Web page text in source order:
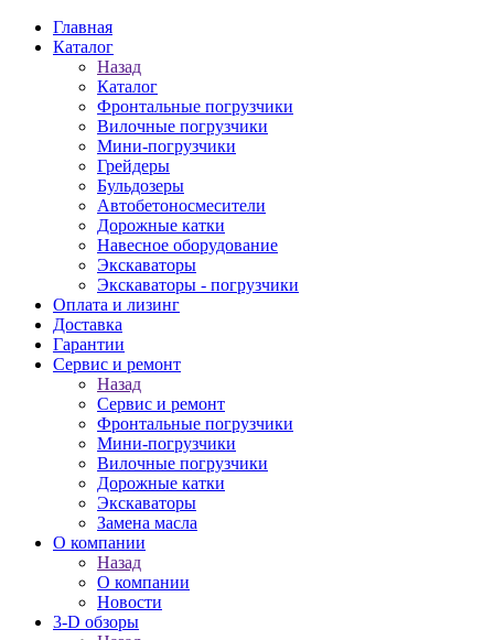
Главная
Каталог
Назад
Каталог
Фронтальные погрузчики
Вилочные погрузчики
Мини-погрузчики
Грейдеры
Бульдозеры
Автобетоносмесители
Дорожные катки
Навесное оборудование
Экскаваторы
Экскаваторы - погрузчики
Оплата и лизинг
Доставка
Гарантии
Сервис и ремонт
Назад
Сервис и ремонт
Фронтальные погрузчики
Мини-погрузчики
Вилочные погрузчики
Дорожные катки
Экскаваторы
Замена масла
О компании
Назад
О компании
Новости
3-D обзоры